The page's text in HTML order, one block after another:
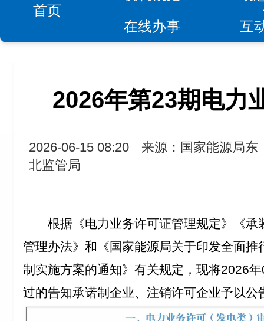
首页
在线办事
互
2026年第23期电力
2026-06-15 08:20
来源：国家能源局东
北监管局
根据《电力业务许可证管理规定》《
管理办法》和《国家能源局关于印发全面
制实施方案的通知》有关规定，现将2026
过的告知承诺制企业、注销许可企业予以公